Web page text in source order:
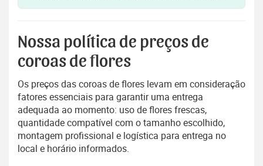
Nossa política de preços de
coroas de flores
Os preços das coroas de flores levam em consideração
fatores essenciais para garantir uma entrega
adequada ao momento: uso de flores frescas,
quantidade compatível com o tamanho escolhido,
montagem profissional e logística para entrega no
local e horário informados.